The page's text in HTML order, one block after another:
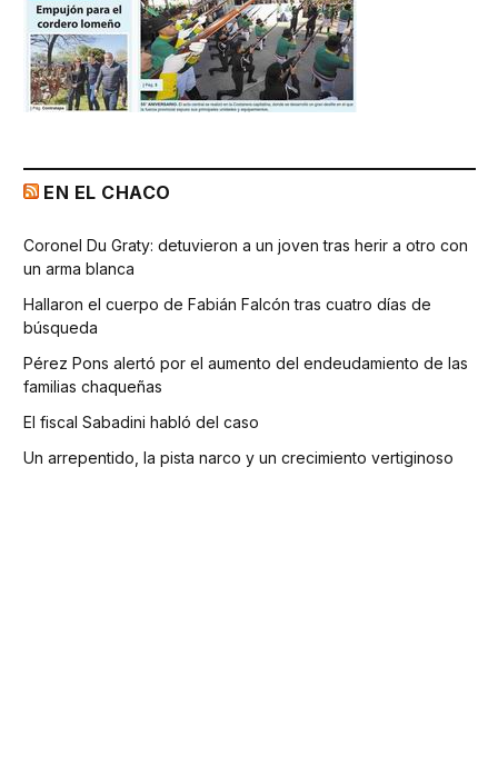
EN EL CHACO
Coronel Du Graty: detuvieron a un joven tras herir a otro con
un arma blanca
Hallaron el cuerpo de Fabián Falcón tras cuatro días de
búsqueda
Pérez Pons alertó por el aumento del endeudamiento de las
familias chaqueñas
El fiscal Sabadini habló del caso
Un arrepentido, la pista narco y un crecimiento vertiginoso